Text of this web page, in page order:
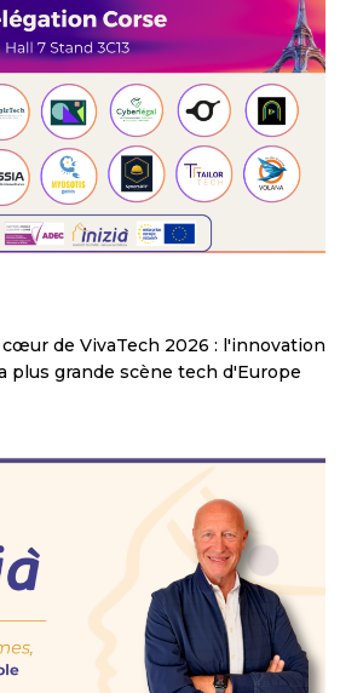
de VivaTech 2026 : l'innovation
plus grande scène tech d'Europe